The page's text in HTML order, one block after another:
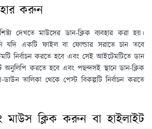
করুন
দেখতে মাউসের ডান-ক্লিক ব্যবহার করা হয়।
যদি একটি ফাইল বা ফোল্ডার সরাতে চান তবে
নির্বাচন করতে হবে এবং সেই আইটেমটিতে ডান
অনুলিপি করতে হবে এবং পছন্দসই স্থানে ডান-ক্লিক
তালিকা থেকে পেস্ট বিকল্পটি নির্বাচন করতে
ক্লিক করুন বা হাইলাইট